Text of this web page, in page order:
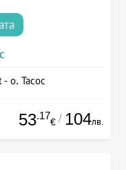
о. Тасос
53.17
€ / 104лв.